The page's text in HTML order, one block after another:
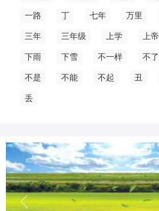
一路 丁 七年 万里
三年 三年级 上学 上帝
下雨 下雪 不一样 不了
不是 不能 不起 丑
丢